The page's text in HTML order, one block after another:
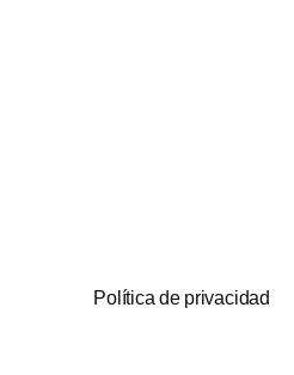
Política de privacidad